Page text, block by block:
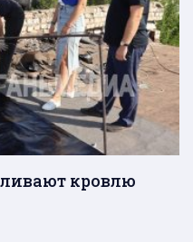
кровлю